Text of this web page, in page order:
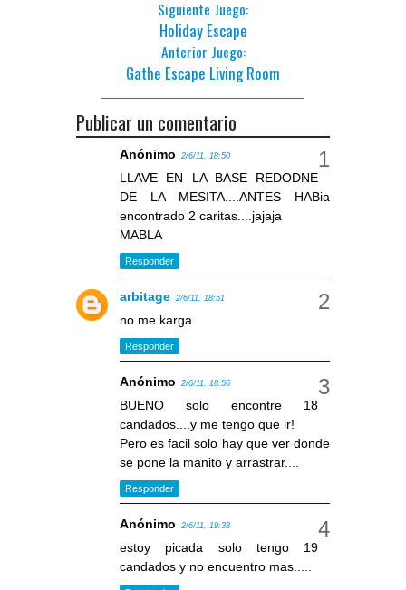
Siguiente Juego:
Holiday Escape
Anterior Juego:
Gathe Escape Living Room
Publicar un comentario
Anónimo 2/6/11, 18:50
LLAVE EN LA BASE REDODNE
DE LA MESITA....ANTES HABia
encontrado 2 caritas....jajaja
MABLA
Responder
arbitage 2/6/11, 18:51
no me karga
Responder
Anónimo 2/6/11, 18:56
BUENO solo encontre 18
candados....y me tengo que ir!
Pero es facil solo hay que ver donde
se pone la manito y arrastrar....
Responder
Anónimo 2/6/11, 19:38
estoy picada solo tengo 19
candados y no encuentro mas.....